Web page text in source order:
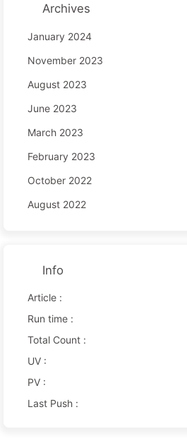
Archives
January 2024
November 2023
August 2023
June 2023
March 2023
February 2023
October 2022
August 2022
Info
Article :
Run time :
Total Count :
UV :
PV :
Last Push :